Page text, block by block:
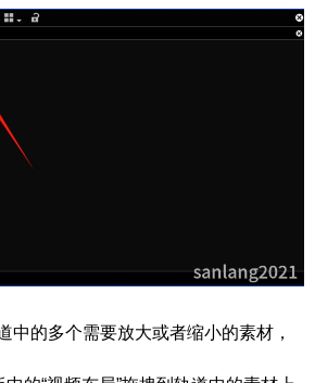
中的多个需要放大或者缩小的素材，